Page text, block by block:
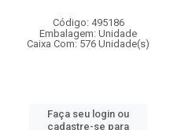
Código: 495186
Embalagem: Unidade
Caixa Com: 576 Unidade(s)
Faça seu login ou
cadastre-se para